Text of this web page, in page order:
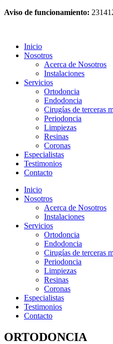
Aviso de funcionamiento:
Inicio
Nosotros
Acerca de Nosotros
Instalaciones
Servicios
Ortodoncia
Endodoncia
Cirugías de terceras
Periodoncia
Limpiezas
Resinas
Coronas
Especialistas
Testimonios
Contacto
Inicio
Nosotros
Acerca de Nosotros
Instalaciones
Servicios
Ortodoncia
Endodoncia
Cirugías de terceras
Periodoncia
Limpiezas
Resinas
Coronas
Especialistas
Testimonios
Contacto
ORTODONCIA